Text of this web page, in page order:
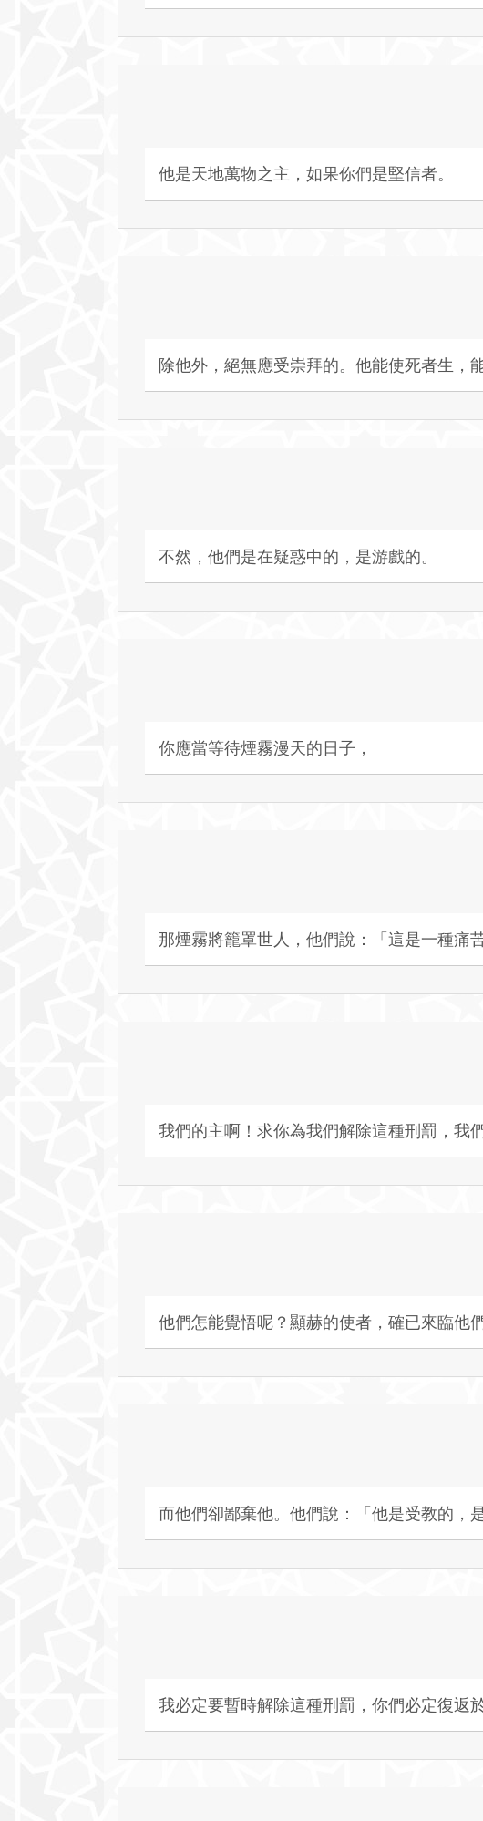
他是天地萬物之主，如果你們是堅信者。
除他外，絕無應受崇拜的。他能使死者生，
不然，他們是在疑惑中的，是游戲的。
你應當等待煙霧漫天的日子，
那煙霧將籠罩世人，他們說：「這是一種痛苦
我們的主啊！求你為我們解除這種刑罰，我
他們怎能覺悟呢？顯赫的使者，確已來臨他
而他們卻鄙棄他。他們說：「他是受教的，
我必定要暫時解除這種刑罰，你們必定復返於